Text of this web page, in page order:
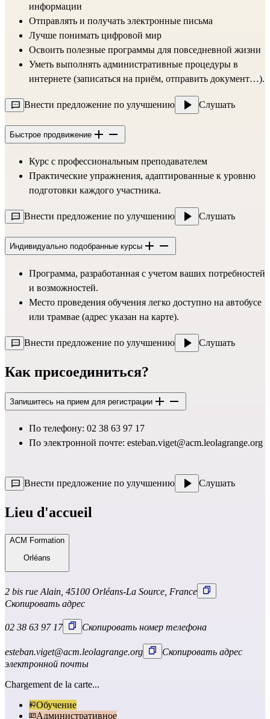
информации
Отправлять и получать электронные письма
Лучше понимать цифровой мир
Освоить полезные программы для повседневной жизни
Уметь выполнять административные процедуры в
интернете (записаться на приём, отправить документ…).
Внести предложение по улучшению Слушать
Быстрое продвижение
Курс с профессиональным преподавателем
Практические упражнения, адаптированные к уровню
подготовки каждого участника.
Внести предложение по улучшению Слушать
Индивидуально подобранные курсы
Программа, разработанная с учетом ваших потребностей
и возможностей.
Место проведения обучения легко доступно на автобусе
или трамвае (адрес указан на карте).
Внести предложение по улучшению Слушать
Как присоединиться?
Запишитесь на прием для регистрации
По телефону: 02 38 63 97 17
По электронной почте: esteban.viget@acm.leolagrange.org
Внести предложение по улучшению Слушать
Lieu d'accueil
ACM Formation
Orléans
2 bis rue Alain, 45100 Orléans-La Source, France
Скопировать адрес
02 38 63 97 17 Скопировать номер телефона
esteban.viget@acm.leolagrange.org
Скопировать адрес
электронной почты
Chargement de la carte...
Обучение
Административное